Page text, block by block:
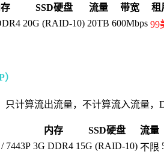
SSD硬盘 流量 带宽 租
20G (RAID-10) 20TB 600Mbps 99
只计算流出流量，不计算流入流量
内存 SSD硬盘 流量
7443P 3G DDR4 15G (RAID-10) 不限